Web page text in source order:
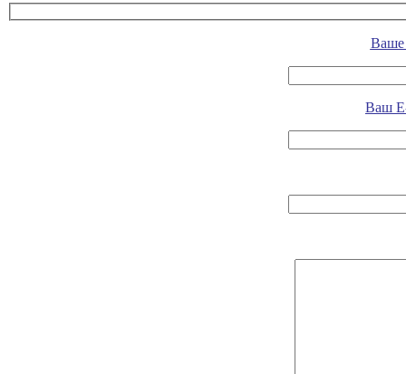
Ваше
Ваш